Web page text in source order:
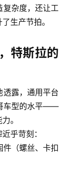
复杂度，还让工
生产节拍。
特斯拉的
露，通用平台
车型的水平——
。
乎苛刻：
（螺丝、卡扣